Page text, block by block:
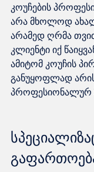
კოუჩების
არა მხოლოდ
არამედ ღრმა
კლიენტი იქ
ამიტომ კოუჩის
განუყოფლად